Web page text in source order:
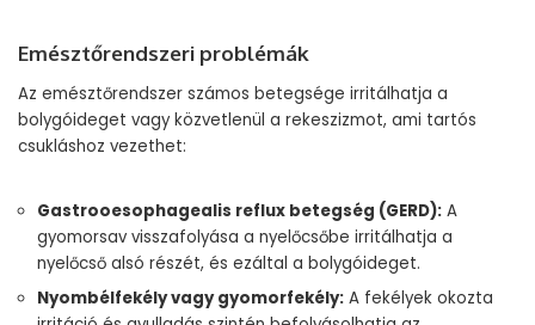
Emésztőrendszeri problémák
Az emésztőrendszer számos betegsége irritálhatja a
bolygóideget vagy közvetlenül a rekeszizmot, ami tartós
csukláshoz vezethet:
Gastrooesophagealis reflux betegség (GERD): A
gyomorsav visszafolyása a nyelőcsőbe irritálhatja a
nyelőcső alsó részét, és ezáltal a bolygóideget.
Nyombélfekély vagy gyomorfekély: A fekélyek okozta